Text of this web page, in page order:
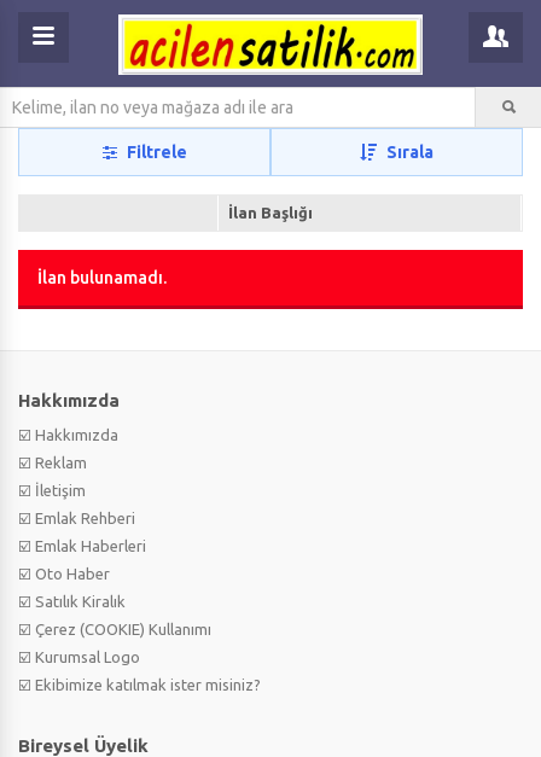
Filtrele Sırala
İlan Başlığı
İlan bulunamadı.
Hakkımızda
☑️ Hakkımızda
☑️ Reklam
☑️ İletişim
☑️ Emlak Rehberi
☑️ Emlak Haberleri
☑️ Oto Haber
☑️ Satılık Kiralık
☑️ Çerez (COOKIE) Kullanımı
☑️ Kurumsal Logo
☑️ Ekibimize katılmak ister misiniz?
Bireysel Üyelik